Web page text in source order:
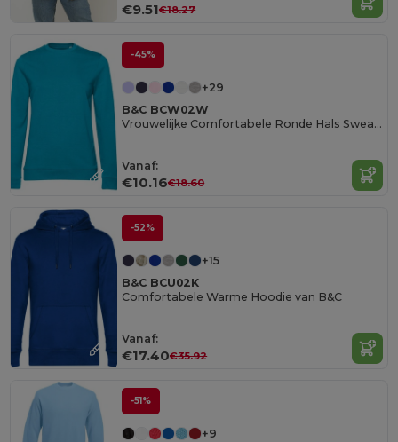
€9.51€18.27
-45%
+29
B&C BCW02W
Vrouwelijke Comfortabele Ronde Hals Sweatshirt
Vanaf:
€10.16€18.60
-52%
+15
B&C BCU02K
Comfortabele Warme Hoodie van B&C
Vanaf:
€17.40€35.92
-51%
+9